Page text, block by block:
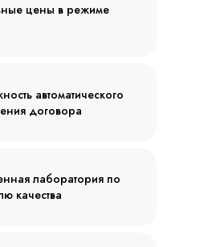
цены в режиме
автоматического
договора
лаборатория по
качества